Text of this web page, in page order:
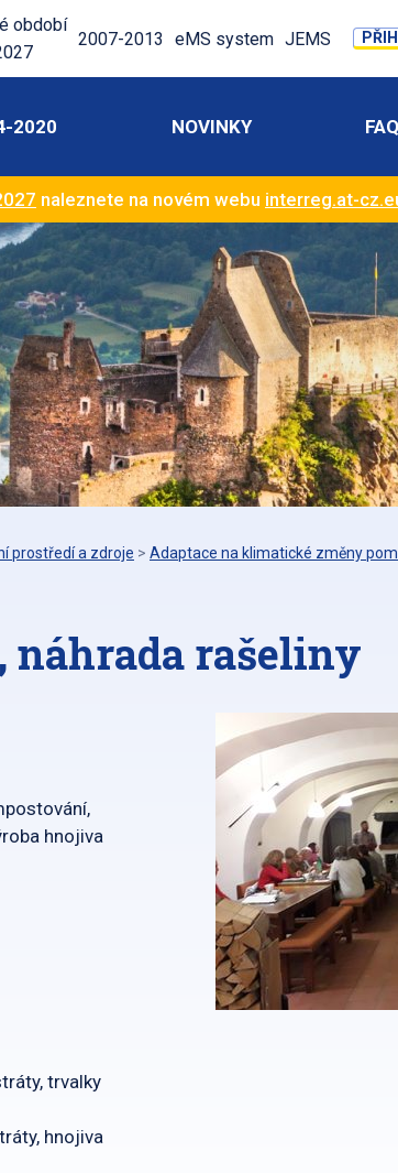
období
2007-2013 eMS system JEMS
2020 NOVINKY FAQ
naleznete na novém webu interreg.at-
prostředí a zdroje > Adaptace na klimatické změny
náhrada rašeliny
hnojiva
trvalky
hnojiva